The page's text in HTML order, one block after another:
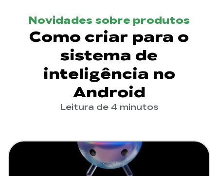
Novidades sobre produtos
Como criar para o
sistema de
inteligência no
Android
Leitura de 4 minutos